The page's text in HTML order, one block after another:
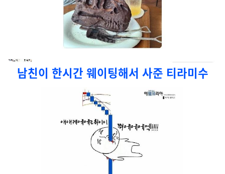
남친이 한시간 웨이팅해서 사준 티라미수